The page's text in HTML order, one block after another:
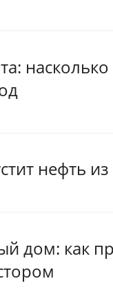
нефть из
дом: как